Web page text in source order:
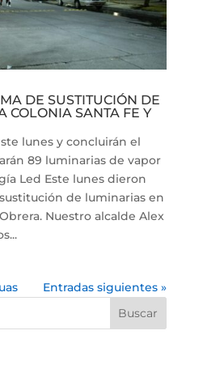
DE SUSTITUCIÓN DE
COLONIA SANTA FE Y
lunes y concluirán el
89 luminarias de vapor
Led Este lunes dieron
de luminarias en
Nuestro alcalde Alex
Entradas siguientes »